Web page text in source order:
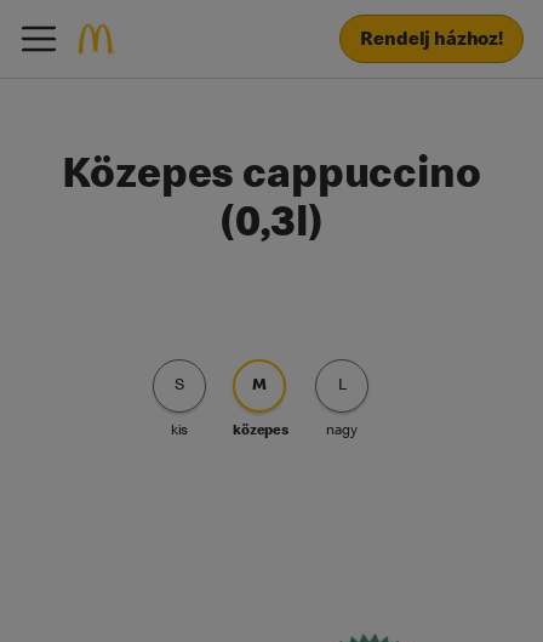
Rendelj házhoz!
Közepes cappuccino
(0,3l)
S
kis
M
közepes
L
nagy